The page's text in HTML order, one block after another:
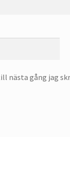
nästa gång jag